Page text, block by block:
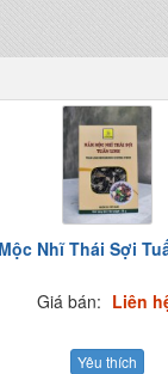
Nhĩ Thái Sợi
Giá bán: Liên
Yêu thích